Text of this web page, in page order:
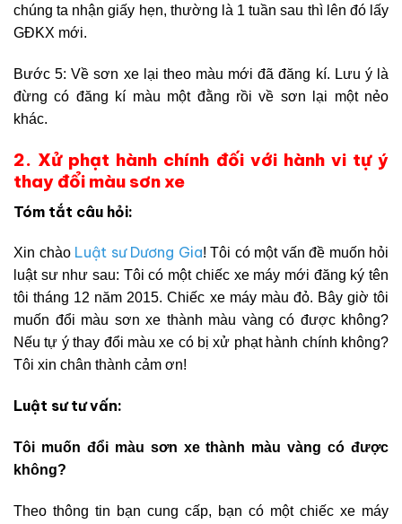
chúng ta nhận giấy hẹn, thường là 1 tuần sau thì lên đó lấy
GĐKX mới.
Bước 5: Về sơn xe lại theo màu mới đã đăng kí. Lưu ý là
đừng có đăng kí màu một đằng rồi về sơn lại một nẻo
khác.
2. Xử phạt hành chính đối với hành vi tự ý
thay đổi màu sơn xe
Tóm tắt câu hỏi:
Xin chào Luật sư Dương Gia! Tôi có một vấn đề muốn hỏi
luật sư như sau: Tôi có một chiếc xe máy mới đăng ký tên
tôi tháng 12 năm 2015. Chiếc xe máy màu đỏ. Bây giờ tôi
muốn đổi màu sơn xe thành màu vàng có được không?
Nếu tự ý thay đổi màu xe có bị xử phạt hành chính không?
Tôi xin chân thành cảm ơn!
Luật sư tư vấn:
Tôi muốn đổi màu sơn xe thành màu vàng có được
không?
Theo thông tin bạn cung cấp, bạn có một chiếc xe máy